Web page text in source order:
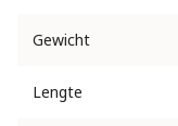
Gewicht
Lengte